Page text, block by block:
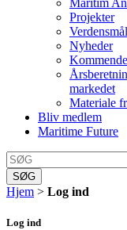
Maritim
Projekter
Nyheder
markedet
Materiale
Bliv medlem
Maritime Future
SØG
Hjem > Log ind
Log ind